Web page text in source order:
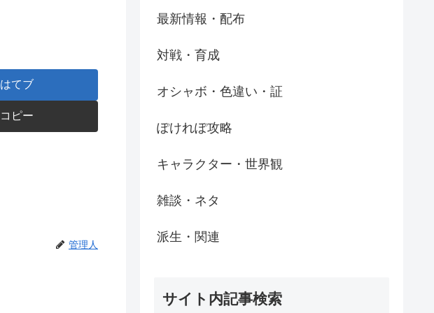
はてブ
コピー
管理人
最新情報・配布
対戦・育成
オシャボ・色違い・証
ぽけれぽ攻略
キャラクター・世界観
雑談・ネタ
派生・関連
サイト内記事検索